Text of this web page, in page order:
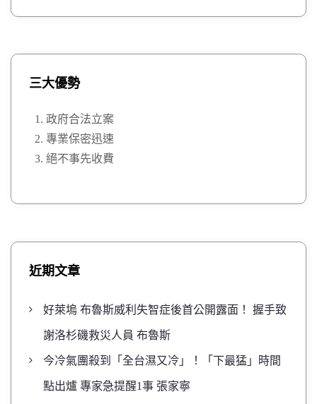
三大優勢
政府合法立案
專業保密迅速
絕不事先收費
近期文章
好萊塢 布魯斯威利失智症後首公開露面！ 握手致
謝洛杉磯救災人員 布魯斯
今冷氣團殺到「全台濕又冷」！「下最猛」時間
點出爐 專家急提醒1事 張家寧